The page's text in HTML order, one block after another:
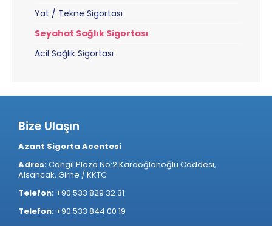
Yat / Tekne Sigortası
Seyahat Sağlık Sigortası
Acil Sağlık Sigortası
Bize Ulaşın
Azant Sigorta Acentesi
Adres:Cangil Plaza No:2 Karaoğlanoğlu Caddesi,
Alsancak, Girne / KKTC
Telefon: +90 533 829 32 31
Telefon: +90 533 844 00 19